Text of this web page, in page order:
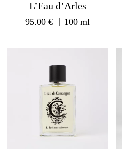
L’Eau d’Arles
95.00€ ｜100 ml